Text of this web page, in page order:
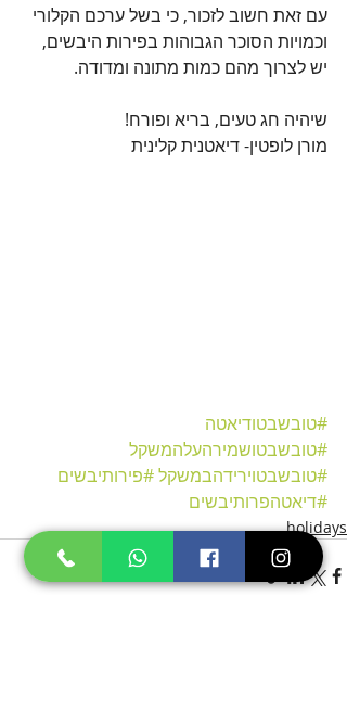
עם זאת חשוב לזכור, כי בשל ערכם הקלורי
וכמויות הסוכר הגבוהות בפירות היבשים,
יש לצרוך מהם כמות מתונה ומדודה.
שיהיה חג טעים, בריא ופורח!
מורן לופטין- דיאטנית קלינית
#טובשבטודיאטה
#טובשבטושמירהעלהמשקל
#טובשבטוירידהבמשקל#פירותיבשים
#דיאטהפרותיבשים
holidays